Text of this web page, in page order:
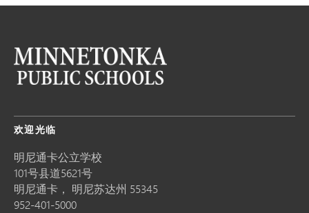
欢迎光临
明尼通卡公立学校
101号县道5621号
明尼通卡， 明尼苏达州 55345
952-401-5000